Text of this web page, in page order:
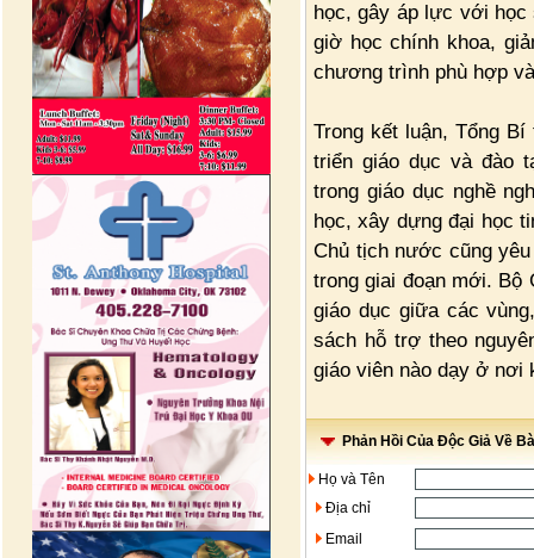
học, gây áp lực với học
giờ học chính khoa,
chương trình phù hợp
Trong kết luận, Tổng
triển giáo dục và đào
trong giáo dục nghề
học, xây dựng đại học
Chủ tịch nước cũng
trong giai đoạn mới. Bộ
giáo dục giữa các
sách hỗ trợ theo
giáo viên nào dạy ở nơi
Phản Hồi Của Độc Giả Về
Họ và Tên
Địa chỉ
Email